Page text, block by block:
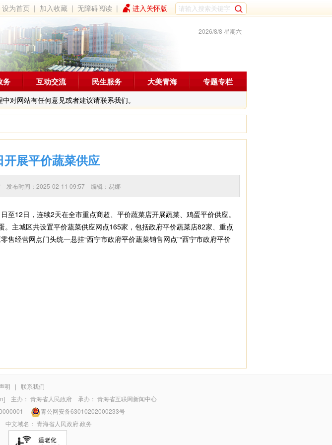
设为首页 | 加入收藏 |无障碍阅读 | 进入关怀版
2026/8/8 星期六
对网站有任何意见或者建议请联系我们。
务 互动交流 民生服务 大美青海 专题专栏
展平价蔬菜供应
发布时间：2025-02-11 09:57 编辑：易娜
12日，连续2天在全市重点商超、平价蔬菜店开展蔬菜、鸡蛋平价供应。
主城区共设置平价蔬菜供应网点165家，包括政府平价蔬菜店82家、重点
经营网点门头统一悬挂“西宁市政府平价蔬菜销售网点”“西宁市政府平价
明 | 联系我们
主办： 青海省人民政府 承办： 青海省互联网新闻中心
青公网安备63010202000233号
文域名： 青海省人民政府.政务